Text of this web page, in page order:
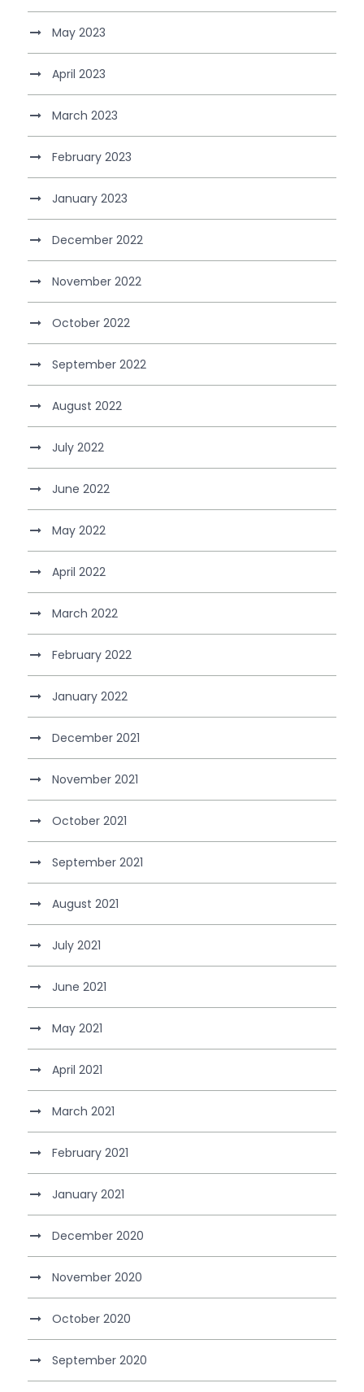
May 2023
April 2023
March 2023
February 2023
January 2023
December 2022
November 2022
October 2022
September 2022
August 2022
July 2022
June 2022
May 2022
April 2022
March 2022
February 2022
January 2022
December 2021
November 2021
October 2021
September 2021
August 2021
July 2021
June 2021
May 2021
April 2021
March 2021
February 2021
January 2021
December 2020
November 2020
October 2020
September 2020